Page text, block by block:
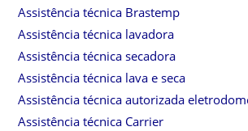
Assistência técnica Brastemp
Assistência técnica lavadora
Assistência técnica secadora
Assistência técnica lava e seca
Assistência técnica autorizada
Assistência técnica Carrier